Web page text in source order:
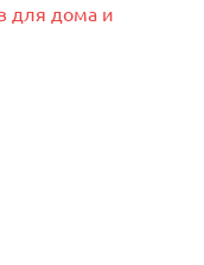
для дома и